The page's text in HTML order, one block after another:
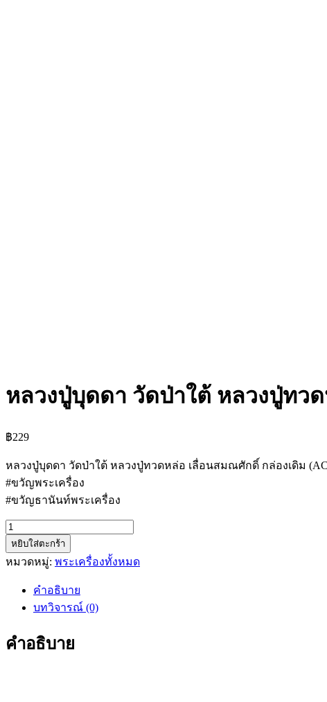
หลวงปู่บุดดา วัดป่าใต้ หลวงปู่ทว
฿229
หลวงปู่บุดดา วัดป่าใต้ หลวงปู่ทวดหล่อ เลื่อนสมณศักดิ์ กล่องเดิม
#ขวัญพระเครื่อง
#ขวัญธานันท์พระเครื่อง
จำนวน
หลวง
ปู่
ใต้
หยิบใส่ตะกร้า
หมวดหมู่: พระเครื่องทั้งหมด
คำอธิบาย
บทวิจารณ์ (0)
คำอธิบาย